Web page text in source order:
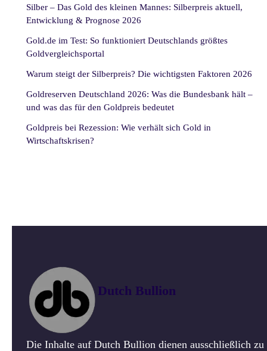
Silber – Das Gold des kleinen Mannes: Silberpreis aktuell,
Entwicklung & Prognose 2026
Gold.de im Test: So funktioniert Deutschlands größtes
Goldvergleichsportal
Warum steigt der Silberpreis? Die wichtigsten Faktoren 2026
Goldreserven Deutschland 2026: Was die Bundesbank hält –
und was das für den Goldpreis bedeutet
Goldpreis bei Rezession: Wie verhält sich Gold in
Wirtschaftskrisen?
Dutch Bullion
Die Inhalte auf Dutch Bullion dienen ausschließlich